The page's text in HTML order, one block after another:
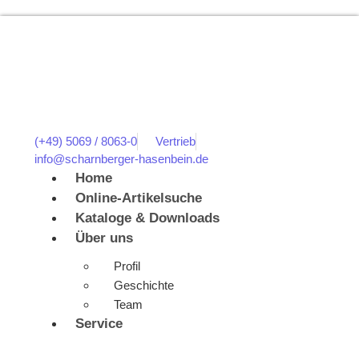
(+49) 5069 / 8063-0
Vertrieb
info@scharnberger-hasenbein.de
Home
Online-Artikelsuche
Kataloge & Downloads
Über uns
Profil
Geschichte
Team
Service